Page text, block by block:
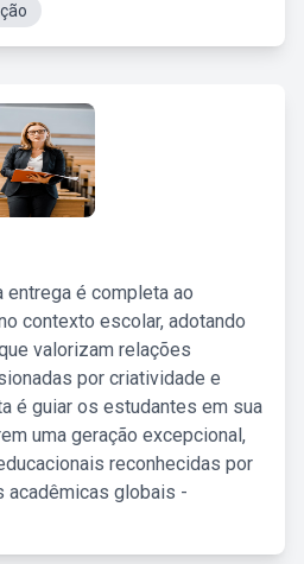
entrega é completa ao
contexto escolar, adotando
valorizam relações
por criatividade e
é guiar os estudantes em sua
uma geração excepcional,
reconhecidas por
acadêmicas globais -